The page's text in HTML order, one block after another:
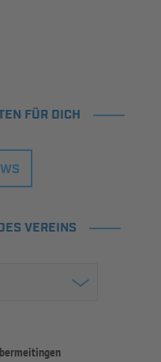
FÜR DICH
VEREINS